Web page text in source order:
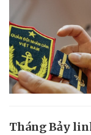
Tháng Bảy